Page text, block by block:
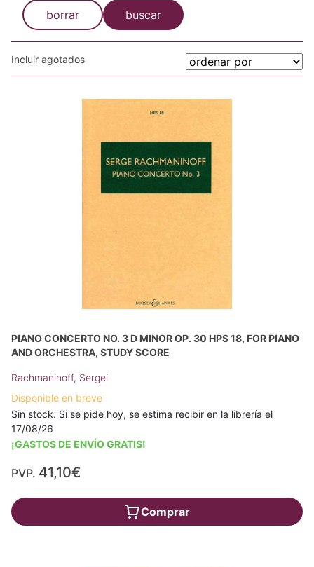
borrar buscar
Incluir agotados
PIANO CONCERTO NO. 3 D MINOR OP. 30 HPS 18, FOR PIANO
AND ORCHESTRA, STUDY SCORE
Rachmaninoff, Sergei
Disponible en breve
Sin stock. Si se pide hoy, se estima recibir en la librería el
17/08/26
¡GASTOS DE ENVÍO GRATIS!
PVP. 41,10€
Comprar